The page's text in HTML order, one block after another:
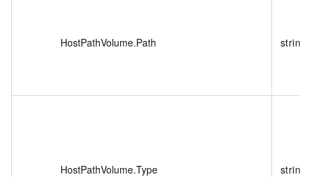
HostPathVolume.Path string
HostPathVolume.Type string